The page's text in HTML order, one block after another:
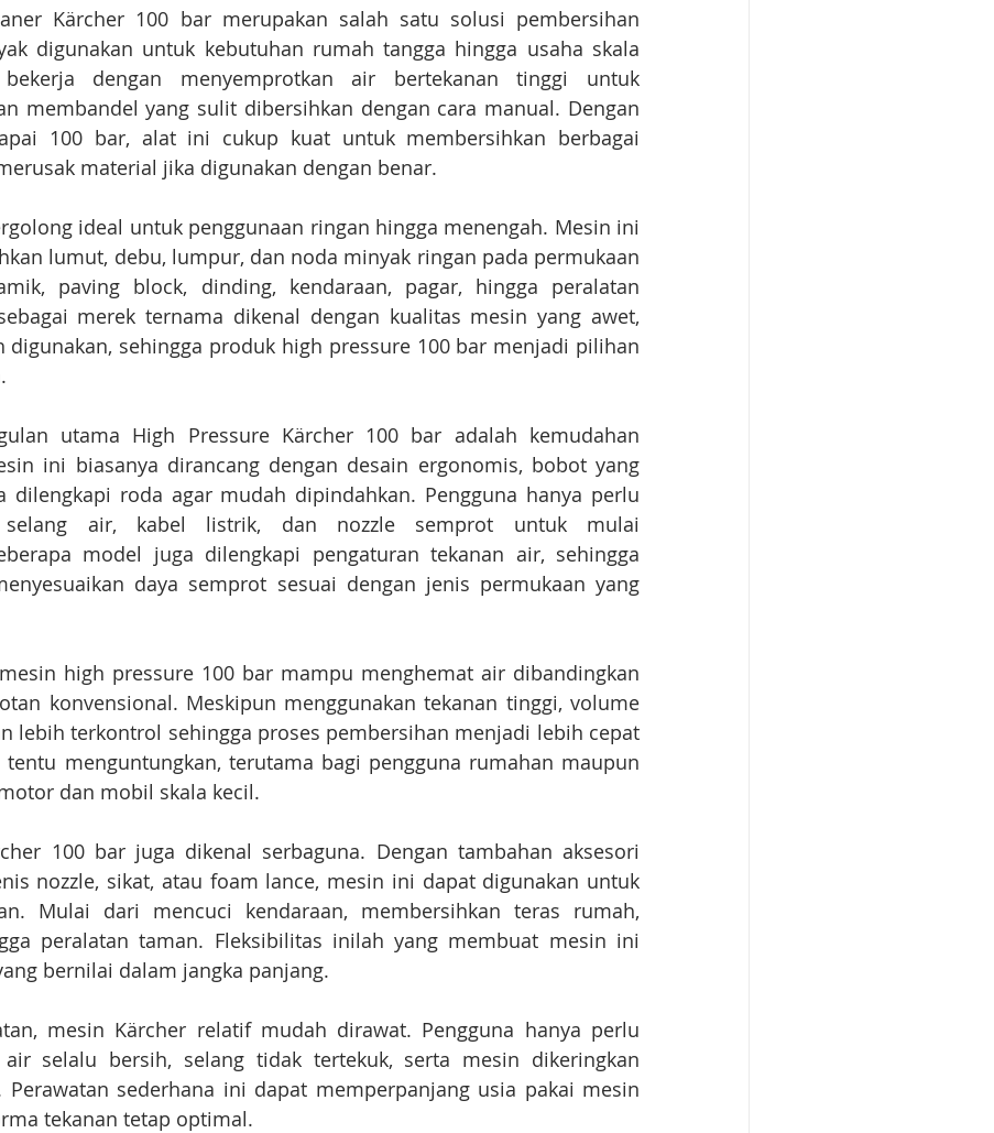
Kärcher 100 bar merupakan salah satu solusi pembersihan
digunakan untuk kebutuhan rumah tangga hingga usaha skala
dengan menyemprotkan air bertekanan tinggi untuk
membandel yang sulit dibersihkan dengan cara manual. Dengan
100 bar, alat ini cukup kuat untuk membersihkan berbagai
material jika digunakan dengan benar.
ideal untuk penggunaan ringan hingga menengah. Mesin ini
lumut, debu, lumpur, dan noda minyak ringan pada permukaan
paving block, dinding, kendaraan, pagar, hingga peralatan
merek ternama dikenal dengan kualitas mesin yang awet,
digunakan, sehingga produk high pressure 100 bar menjadi pilihan
utama High Pressure Kärcher 100 bar adalah kemudahan
ini biasanya dirancang dengan desain ergonomis, bobot yang
dilengkapi roda agar mudah dipindahkan. Pengguna hanya perlu
selang air, kabel listrik, dan nozzle semprot untuk mulai
model juga dilengkapi pengaturan tekanan air, sehingga
daya semprot sesuai dengan jenis permukaan yang
high pressure 100 bar mampu menghemat air dibandingkan
konvensional. Meskipun menggunakan tekanan tinggi, volume
lebih terkontrol sehingga proses pembersihan menjadi lebih cepat
menguntungkan, terutama bagi pengguna rumahan maupun
dan mobil skala kecil.
100 bar juga dikenal serbaguna. Dengan tambahan aksesori
nozzle, sikat, atau foam lance, mesin ini dapat digunakan untuk
Mulai dari mencuci kendaraan, membersihkan teras rumah,
peralatan taman. Fleksibilitas inilah yang membuat mesin ini
bernilai dalam jangka panjang.
mesin Kärcher relatif mudah dirawat. Pengguna hanya perlu
selalu bersih, selang tidak tertekuk, serta mesin dikeringkan
Perawatan sederhana ini dapat memperpanjang usia pakai mesin
tekanan tetap optimal.